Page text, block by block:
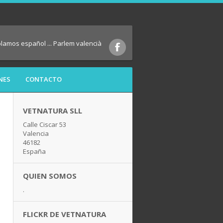
CONTACTO
español ... Parlem valencià
VETNATURA SLL
Calle Ciscar 53
Valencia
46182
España
QUIEN SOMOS
.
FLICKR DE VETNATURA